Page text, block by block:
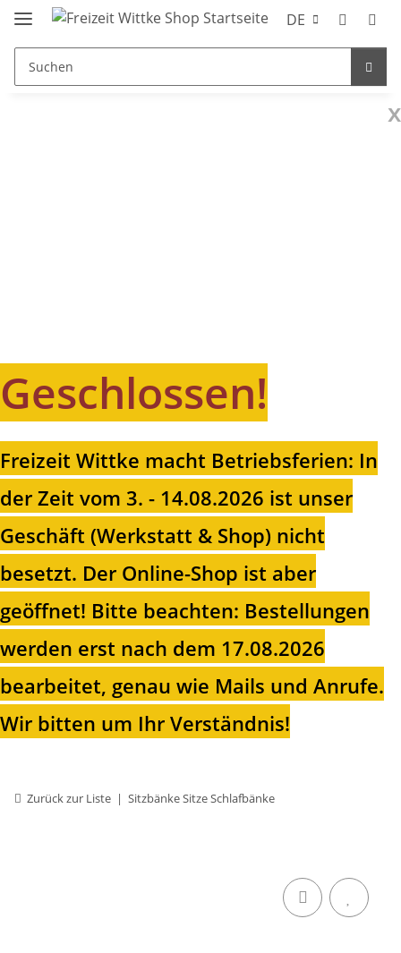
DE
x
Geschlossen!
Freizeit Wittke macht Betriebsferien: In
der Zeit vom 3. - 14.08.2026 ist unser
Geschäft (Werkstatt & Shop) nicht
besetzt. Der Online-Shop ist aber
geöffnet! Bitte beachten: Bestellungen
werden erst nach dem 17.08.2026
bearbeitet, genau wie Mails und Anrufe.
Wir bitten um Ihr Verständnis!
Zurück zur Liste Sitzbänke Sitze Schlafbänke